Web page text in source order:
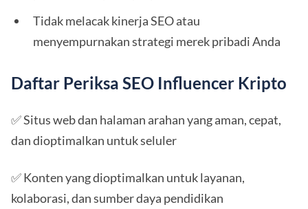
Tidak melacak kinerja SEO atau
menyempurnakan strategi merek pribadi Anda
Daftar Periksa SEO Influencer Kripto
✅ Situs web dan halaman arahan yang aman, cepat,
dan dioptimalkan untuk seluler
✅ Konten yang dioptimalkan untuk layanan,
kolaborasi, dan sumber daya pendidikan